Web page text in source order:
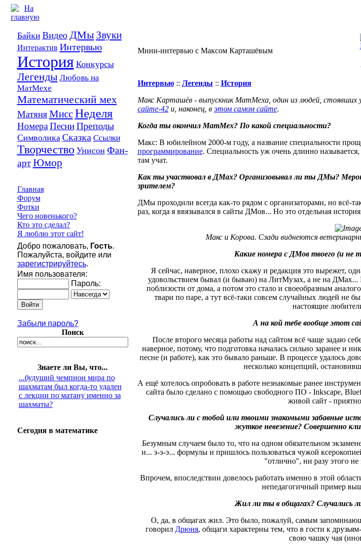
Байки Видео ДМы Звуки
Интерактив Интервью
История Конкурсы
Легенды Любовь на
МатМехе
Математический мех
Матяня Мисс Неделя
Номера Песни Преподы
Символика Сказка Ссылки
Творчество Унисон Фан-
арт Юмор
Главная
Форум
Фотки
Чего новенького?
Кто это сделал?
Я люблю этот сайт!
Добро пожаловать, Гость.
Пожалуйста, войдите или
зарегистрируйтесь.
Имя пользователя:
Пароль:
Забыли пароль?
Поиск
Знаете ли Вы, что...
...будущий чемпион мира по
шахматам был когда-то удален
с лекции по матану именно за
шахматы?
Сегодня в математике
Мини-интервью с Максом Карташёвым
Интервью:: Легенды :: История
Макс Карташёв - выпускник МатМеха, один из людей, стоявших
сайте-42и, наконец, в этом самом сайте.
Когда ты окончил МатМех? По какой специальности?
Макс: В юбилейном 2000-м году, а название специальности
программирование. Специальность уж очень длинно
там учат.
Как ты участвовал в ДМах? Организовывал ли ты ДМы?
зрителем?
ДМы проходили всегда как-то рядом с организаторами, но всё-
раз, когда я ввязывался в сайты ДМов... Но это отдельная
Макс и Корова. Сзади виднеются
Какие номера с ДМов твоего (и не
Я сейчас, наверное, плохо скажу и редакция это вырежет,
удовольствием бывал (и бываю) на ЛитМузах, а не на
поблизости от дома, а потом это стало и своеобразным
твари по паре, а тут всё-таки совсем случайных людей не
настоящие
А на кой тебе вообще этот
После второго месяца работы над сайтом всё чаще задаю
наверное, потому, что подготовка началась сильно заранее и
песне (и работе), как это бывало раньше. В процессе удалось
несколько концепций,
А ещё хотелось опробовать в работе незнакомые ранее
сайта было сделано с помощью свободного ПО - Inkscape,
живой сайт -
Случались ли с тобой или твоими знакомыми забавные
жуткое невезение? Совершенно
Безумным случаем было то, что на одном обязательном
и... э-э-э... формулы и пришлось пользоваться чужой
"отлично", ни разу этого
Впрочем, впоследствии довелось работать именно в этой
непедагогичный пример
Жил ли ты в общагах? Случались
О, да, в общагах жил. Это было, пожалуй, самым
говорил Дрюня, общаги характерны тем, что в гости к
свою чашку чая